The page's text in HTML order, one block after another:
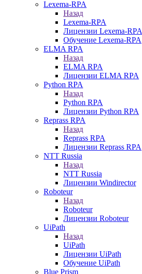
Lexema-RPA
Назад
Lexema-RPA
Лицензии Lexema-RPA
Обучение Lexema-RPA
ELMA RPA
Назад
ELMA RPA
Лицензии ELMA RPA
Python RPA
Назад
Python RPA
Лицензии Python RPA
Reprass RPA
Назад
Reprass RPA
Лицензии Reprass RPA
NTT Russia
Назад
NTT Russia
Лицензии Windirector
Roboteur
Назад
Roboteur
Лицензии Roboteur
UiPath
Назад
UiPath
Лицензии UiPath
Обучение UiPath
Blue Prism